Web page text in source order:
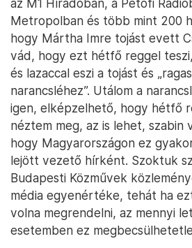
az M1 Híradóban, a Petőfi
Metropolban és több mint 200
hogy Mártha Imre tojást evett
vád, hogy ezt hétfő reggel
és lazaccal eszi a tojást és
narancsléhez”. Utálom a
igen, elképzelhető, hogy hétfő
néztem meg, az is lehet, szabin
hogy Magyarországon ez
lejött vezető hírként. Szoktuk
Budapesti Közművek
média egyenértéke, tehát ha
volna megrendelni, az mennyi
esetemben ez